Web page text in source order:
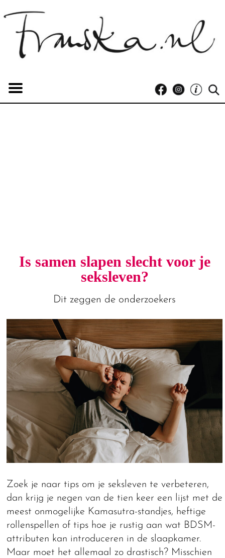
Is samen slapen slecht voor je
seksleven?
Dit zeggen de onderzoekers
Zoek je naar tips om je seksleven te verbeteren,
dan krijg je negen van de tien keer een lijst met de
meest onmogelijke Kamasutra-standjes, heftige
rollenspellen of tips hoe je rustig aan wat BDSM-
attributen kan introduceren in de slaapkamer.
Maar moet het allemaal zo drastisch? Misschien